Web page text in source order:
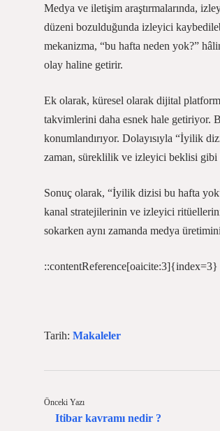
Medya ve iletişim araştırmalarında,
düzeni bozulduğunda izleyici
mekanizma, “bu hafta neden yok?”
olay haline getirir.
Ek olarak, küresel olarak dijital
takvimlerini daha esnek hale getiriyor.
konumlandırıyor. Dolayısıyla “İyilik
zaman, süreklilik ve izleyici beklisi gibi
Sonuç olarak, “İyilik dizisi bu hafta
kanal stratejilerinin ve izleyici
sokarken aynı zamanda medya
::contentReference[oaicite:3]{index=3}
Tarih: Makaleler
Önceki Yazı
Itibar kavramı nedir ?